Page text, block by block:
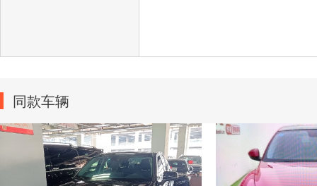
同款车辆